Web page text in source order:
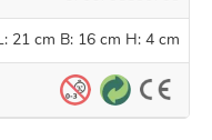
21 cm B: 16 cm H: 4 cm